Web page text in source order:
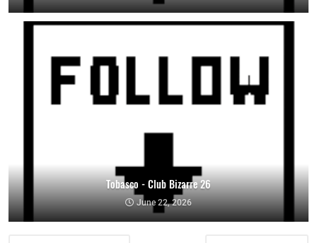
Tobasco - Club Bizarre 26
June 22, 2026